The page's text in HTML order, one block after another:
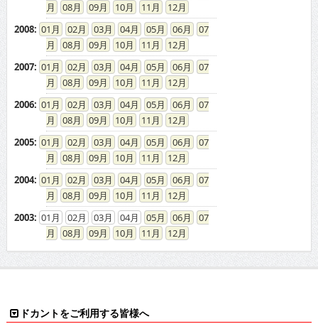
08
09 10 11
12
2008: 01 02 03 04 05 06
07
08
09 10 11
12
2007: 01 02 03 04 05 06
07
08
09 10 11
12
2006: 01 02 03 04 05 06
07
08
09 10 11
12
2005: 01 02 03 04 05 06
07
08
09 10 11
12
2004: 01 02 03 04 05 06
07
08
09 10 11
12
2003: 01 02 03 04 05 06
07
08
09 10 11 12
ドカントをご利用する皆様へ